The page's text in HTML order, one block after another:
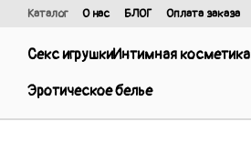
Перейти к основному контенту
Каталог О нас БЛОГ Оплата заказа
Секс игрушкиИнтимная косметика
Эротическое белье